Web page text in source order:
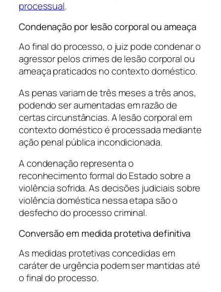
processual.
Condenação por lesão corporal ou ameaça
Ao final do processo, o juiz pode condenar o
agressor pelos crimes de lesão corporal ou
ameaça praticados no contexto doméstico.
As penas variam de três meses a três anos,
podendo ser aumentadas em razão de
certas circunstâncias. A lesão corporal em
contexto doméstico é processada mediante
ação penal pública incondicionada.
A condenação representa o
reconhecimento formal do Estado sobre a
violência sofrida. As decisões judiciais sobre
violência doméstica nessa etapa são o
desfecho do processo criminal.
Conversão em medida protetiva definitiva
As medidas protetivas concedidas em
caráter de urgência podem ser mantidas até
o final do processo.